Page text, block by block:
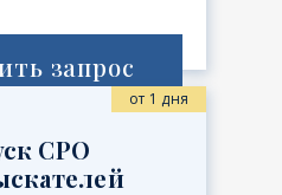
запрос
от 1 дня
СРО